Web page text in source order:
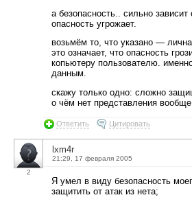
а безопасность.. сильно зависит
опасность угрожает.
возьмём то, что указано —
это означает, что опасность
копьютеру пользователю.
данным.
скажу только одно: сложно
о чём нет представления
Ответить Цитировать
2
lxm4r
21:29, 17 февраля 2005
Я умел в виду безопасность
защитить от атак из нета;